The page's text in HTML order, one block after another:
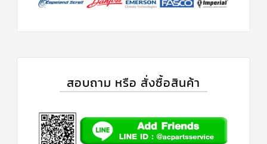
สอบถาม หรือ สั่งซื้อสินค้า